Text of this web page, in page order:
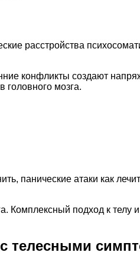
расстройства
конфликты создают
головного мозга.
панические атаки как
Комплексный подход к телу и
с телесными